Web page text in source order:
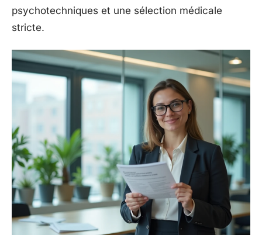
psychotechniques et une sélection médicale
stricte.